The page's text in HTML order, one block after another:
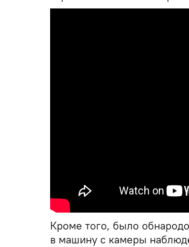
Кроме того, было
в машину с камеры